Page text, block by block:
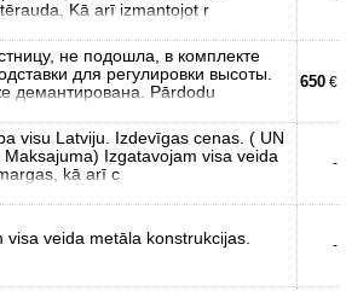
Kā arī izmantojot r
не подошла, в комплекте
для регулировки высоты.
демантирована. Pārdodu
650 €
visu Latviju. Izdevīgas cenas. ( UN
Maksajuma) Izgatavojam visa veida
kā arī c
-
visa veida metāla konstrukcijas. -